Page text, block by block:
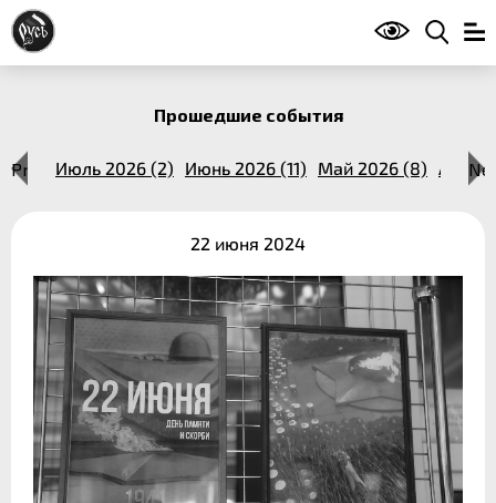
Прошедшие события
Previous
(1) Июль 2026 (2) Июнь 2026 (11) Май 2026 (8)
22 июня 2024